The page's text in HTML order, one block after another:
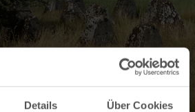
Details Über Cookies